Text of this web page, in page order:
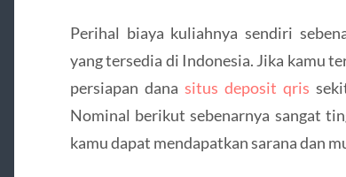
Perihal biaya kuliahnya sendiri
yang tersedia di Indonesia. Jika kamu
persiapan dana situs deposit qris
Nominal berikut sebenarnya sangat
kamu dapat mendapatkan sarana dan